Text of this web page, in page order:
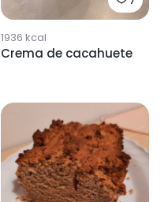
1936 kcal
Crema de cacahuete